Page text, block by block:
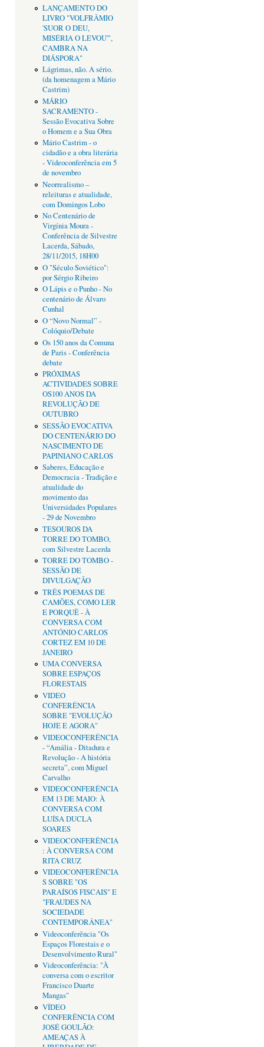
LANÇAMENTO DO
LIVRO "VOLFRÂMIO
'SUOR O DEU,
MISÉRIA O LEVOU'",
CAMBRA NA
DIÁSPORA"
Lágrimas, não. A sério.
(da homenagem a Mário
Castrim)
MÁRIO
SACRAMENTO -
Sessão Evocativa Sobre
o Homem e a Sua Obra
Mário Castrim - o
cidadão e a obra literária
- Videoconferência em 5
de novembro
Neorrealismo –
releituras e atualidade,
com Domingos Lobo
No Centenário de
Virgínia Moura -
Conferência de Silvestre
Lacerda, Sábado,
28/11/2015, 18H00
O "Século Soviético":
por Sérgio Ribeiro
O Lápis e o Punho - No
centenário de Álvaro
Cunhal
O “Novo Normal” -
Colóquio/Debate
Os 150 anos da Comuna
de Paris - Conferência
debate
PRÓXIMAS
ACTIVIDADES SOBRE
OS100 ANOS DA
REVOLUÇÃO DE
OUTUBRO
SESSÃO EVOCATIVA
DO CENTENÁRIO DO
NASCIMENTO DE
PAPINIANO CARLOS
Saberes, Educação e
Democracia - Tradição e
atualidade do
movimento das
Universidades Populares
- 29 de Novembro
TESOUROS DA
TORRE DO TOMBO,
com Silvestre Lacerda
TORRE DO TOMBO -
SESSÃO DE
DIVULGAÇÃO
TRÊS POEMAS DE
CAMÕES, COMO LER
E PORQUÊ - À
CONVERSA COM
ANTÓNIO CARLOS
CORTEZ EM 10 DE
JANEIRO
UMA CONVERSA
SOBRE ESPAÇOS
FLORESTAIS
VIDEO
CONFERÊNCIA
SOBRE "EVOLUÇÃO
HOJE E AGORA"
VIDEOCONFERÊNCIA
- “Amália - Ditadura e
Revolução - A história
secreta”, com Miguel
Carvalho
VIDEOCONFERÊNCIA
EM 13 DE MAIO: À
CONVERSA COM
LUÍSA DUCLA
SOARES
VIDEOCONFERÊNCIA
: À CONVERSA COM
RITA CRUZ
VIDEOCONFERÊNCIA
S SOBRE "OS
PARAÍSOS FISCAIS" E
"FRAUDES NA
SOCIEDADE
CONTEMPORÂNEA"
Videoconferência "Os
Espaços Florestais e o
Desenvolvimento Rural"
Videoconferência: "À
conversa com o escritor
Francisco Duarte
Mangas"
VÍDEO
CONFERÊNCIA COM
JOSÉ GOULÃO:
AMEAÇAS À